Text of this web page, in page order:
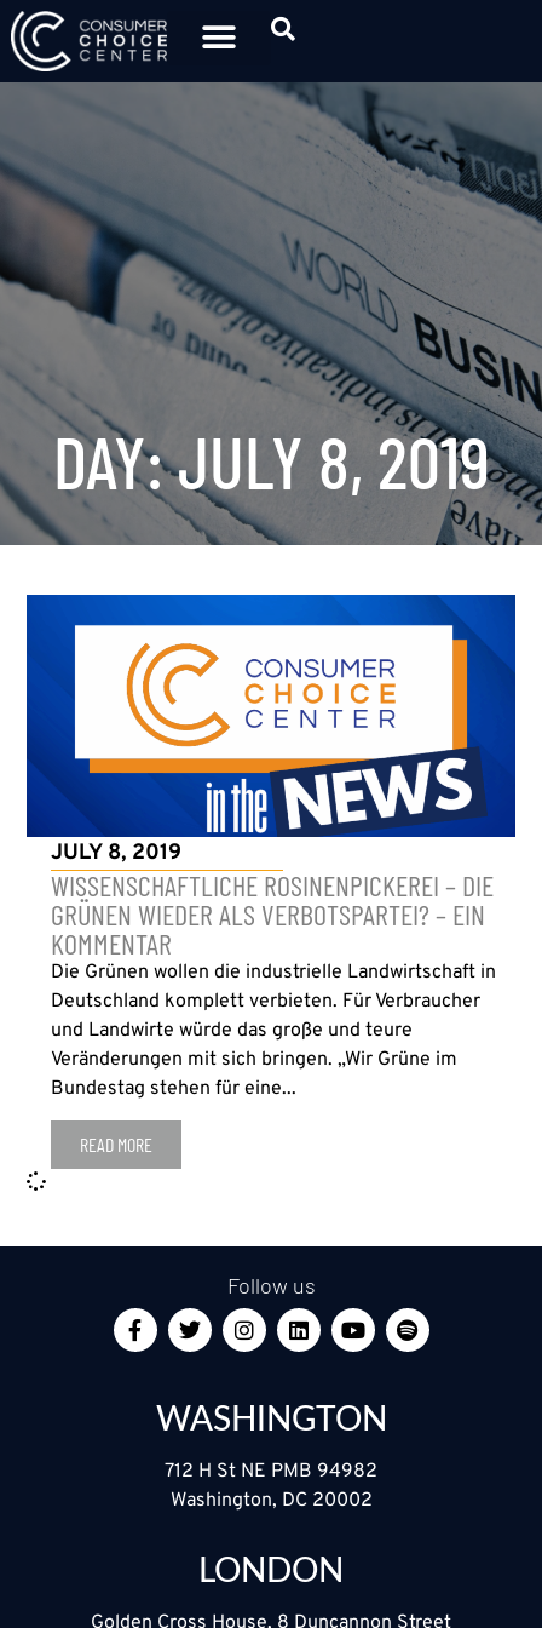
DAY: JULY 8, 2019
JULY 8, 2019
WISSENSCHAFTLICHE ROSINENPICKEREI – DIE
GRÜNEN WIEDER ALS VERBOTSPARTEI? – EIN
KOMMENTAR
Die Grünen wollen die industrielle Landwirtschaft in
Deutschland komplett verbieten. Für Verbraucher
und Landwirte würde das große und teure
Veränderungen mit sich bringen. „Wir Grüne im
Bundestag stehen für eine...
READ MORE
Follow us
WASHINGTON
712 H St NE PMB 94982
Washington, DC 20002
LONDON